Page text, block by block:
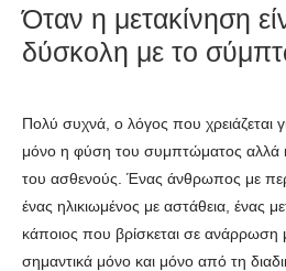
Όταν η μετακίνηση
δύσκολη με το
Πολύ συχνά, ο λόγος που χρειάζεται
μόνο η φύση του συμπτώματος αλλά
του ασθενούς. Ένας άνθρωπος με
ένας ηλικιωμένος με αστάθεια, ένας
κάποιος που βρίσκεται σε ανάρρωση
σημαντικά μόνο και μόνο από τη